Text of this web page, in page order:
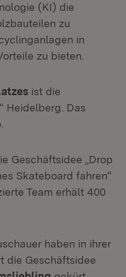
(KI) die
zu
in
zu bieten.
ist die
Heidelberg. Das
Geschäftsidee „Drop
Skateboard fahren“
Team erhält 400
haben in ihrer
die Geschäftsidee